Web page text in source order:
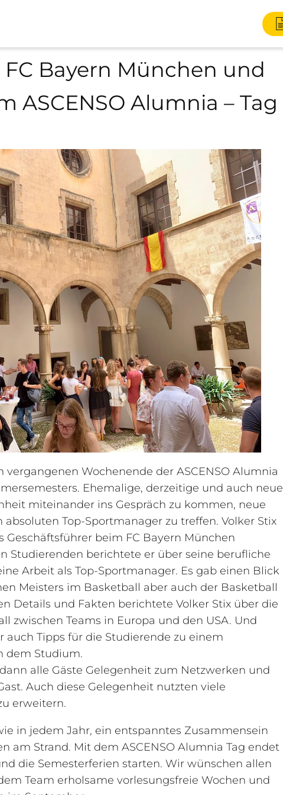
Bayern München und
ASCENSO Alumnia – Tag
Wochenende der ASCENSO Alumnia
Ehemalige, derzeitige und auch neue
miteinander ins Gespräch zu kommen, neue
Top-Sportmanager zu treffen. Volker Stix
Geschäftsführer beim FC Bayern München
Studierenden berichtete er über seine berufliche
Arbeit als Top-Sportmanager. Es gab einen Blick
Meisters im Basketball aber auch der Basketball
Details und Fakten berichtete Volker Stix über die
zwischen Teams in Europa und den USA. Und
Tipps für die Studierende zu einem
dem Studium.
alle Gäste Gelegenheit zum Netzwerken und
Auch diese Gelegenheit nutzten viele
erweitern.
in jedem Jahr, ein entspanntes Zusammensein
am Strand. Mit dem ASCENSO Alumnia Tag endet
die Semesterferien starten. Wir wünschen allen
Team erholsame vorlesungsfreie Wochen und